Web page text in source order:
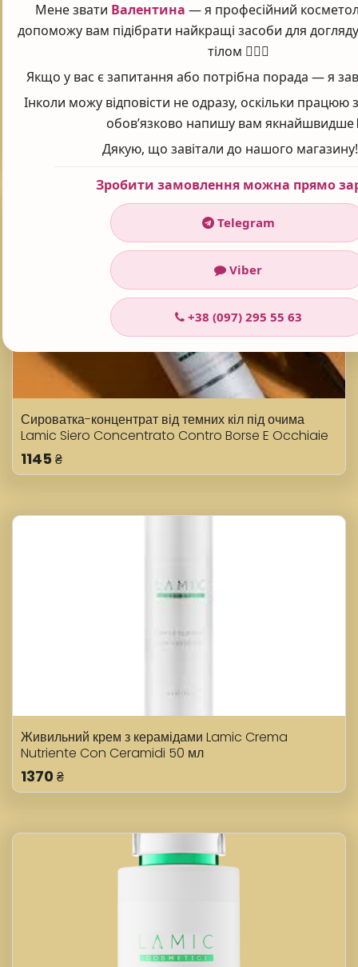
Сироватка для орбітальної зони Lamic Siero Per La
Zona Orbitale 30 мл
Сироватка-концентрат від темних кіл під очима
Lamic Siero Concentrato Contro Borse E Occhiaie
15 мл
1145 ₴
Живильний крем з керамідами Lamic Crema
Nutriente Con Ceramidi 50 мл
1370 ₴
Мене звати Валентина — я професійний
допоможу вам підібрати найкращі засоби для
тілом 💆‍♀️✨
Якщо у вас є запитання або потрібна порада — я
Інколи можу відповісти не одразу, оскільки працюю
обов’язково напишу вам якнайшвидше
Дякую, що завітали до нашого
Зробити замовлення можна прямо
Telegram
Viber
+38 (097) 295 55 63